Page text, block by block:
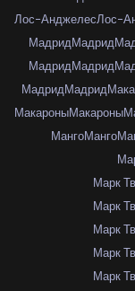
Лос-АнджелесЛос-
МадридМадрид
МадридМадрид
МадридМадрид
МакароныМакароны
МангоМанго
Марк
Марк
Марк
Марк
Марк